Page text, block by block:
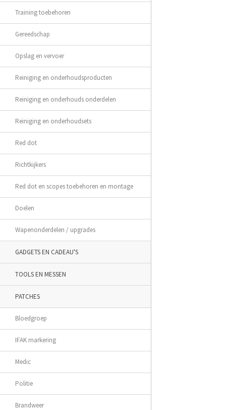
Training toebehoren
Gereedschap
Opslag en vervoer
Reiniging en onderhoudsproducten
Reiniging en onderhouds onderdelen
Reiniging en onderhoudsets
Red dot
Richtkijkers
Red dot en scopes toebehoren en montage
Doelen
Wapenonderdelen / upgrades
GADGETS EN CADEAU'S
TOOLS EN MESSEN
PATCHES
Bloedgroep
IFAK markering
Medic
Politie
Brandweer